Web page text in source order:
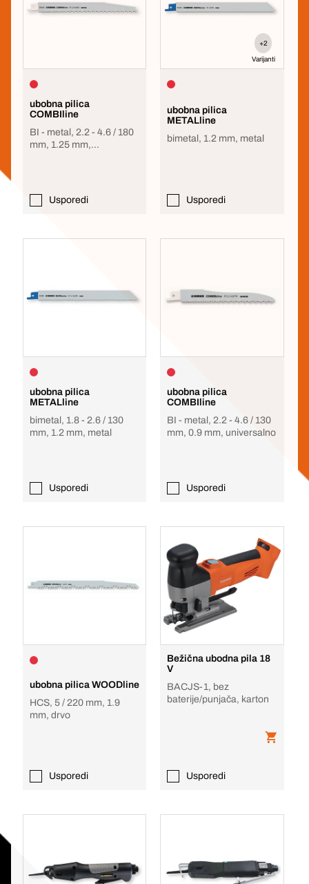
ubobna pilica
COMBIline
BI - metal, 2.2 - 4.6 / 180
mm, 1.25 mm,
Usporedi
+2
Varijanti
ubobna pilica
METALline
bimetal, 1.2 mm, metal
Usporedi
ubobna pilica
METALline
bimetal, 1.8 - 2.6 / 130
mm, 1.2 mm, metal
Usporedi
ubobna pilica
COMBIline
BI - metal, 2.2 - 4.6 / 130
mm, 0.9 mm, universalno
Usporedi
ubobna pilica WOODline
HCS, 5 / 220 mm, 1.9
mm, drvo
Usporedi
Bežična ubodna pila 18
V
BACJS-1, bez
baterije/punjača, karton
Usporedi